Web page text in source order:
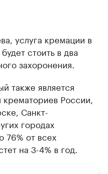
услуга кремации в
стоить в два
захоронения.
также является
России,
Санкт-
городах
76% от всех
на 3-4% в год.